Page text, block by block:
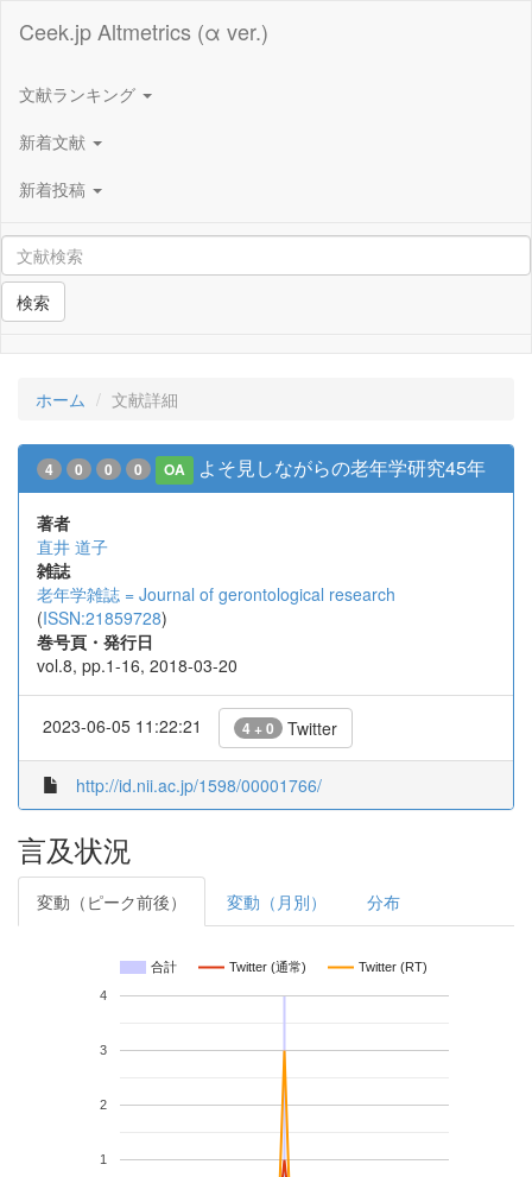
Ceek.jp Altmetrics (α ver.)
文献ランキング
新着文献
新着投稿
検索
ホーム 文献詳細
4 0 0 0 OA よそ見しながらの老年学研究45年
著者
直井 道子
雑誌
老年学雑誌 = Journal of gerontological research
(ISSN:21859728)
巻号頁・発行日
vol.8, pp.1-16, 2018-03-20
2023-06-05 11:22:21 4 + 0 Twitter
http://id.nii.ac.jp/1598/00001766/
言及状況
変動（ピーク前後） 変動（月別） 分布
合計 Twitter (通常) Twitter (RT)
1
2
3
4